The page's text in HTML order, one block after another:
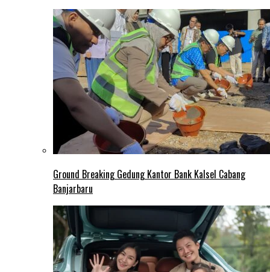
Ground Breaking Gedung Kantor Bank Kalsel Cabang
Banjarbaru